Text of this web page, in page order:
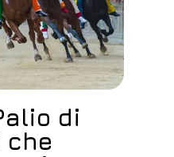
di
che